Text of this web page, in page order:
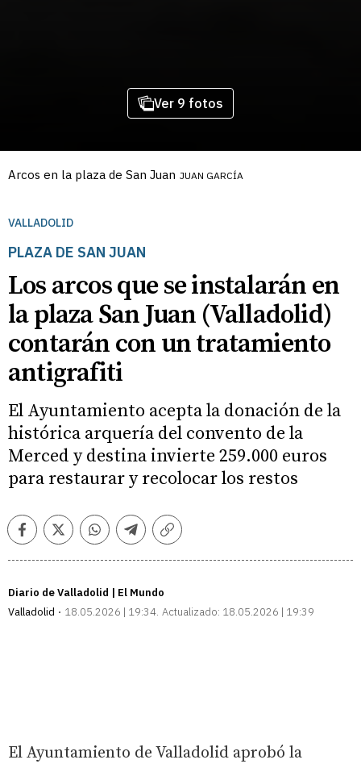
Ver 9 fotos
Arcos en la plaza de San Juan JUAN GARCÍA
VALLADOLID
PLAZA DE SAN JUAN
Los arcos que se instalarán en
la plaza San Juan (Valladolid)
contarán con un tratamiento
antigrafiti
El Ayuntamiento acepta la donación de la
histórica arquería del convento de la
Merced y destina invierte 259.000 euros
para restaurar y recolocar los restos
FacebookTwitterWhatsappTelegramCopiar
Diario de Valladolid | El Mundo
Valladolid
18.05.2026 | 19:34 Actualizado: 18.05.2026 | 19:39
El Ayuntamiento de Valladolid aprobó la